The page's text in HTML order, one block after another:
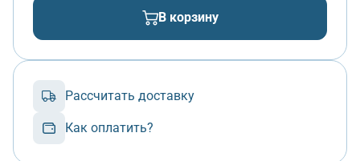
В корзину
Рассчитать доставку
Как оплатить?